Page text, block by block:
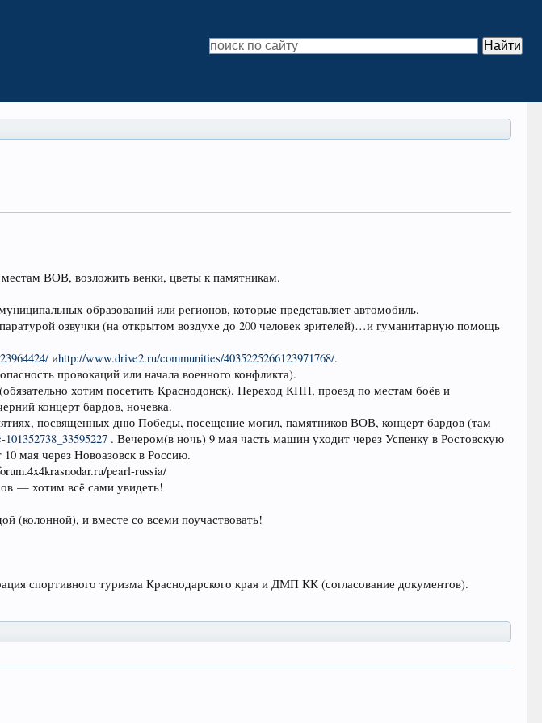
ВОВ, возложить венки, цветы к памятникам.
образований или регионов, которые представляет автомобиль.
озвучки (на открытом воздухе до 200 человек зрителей)…и гуманитарную помощь
иhttp://www.drive2.ru/communities/4035225266123971768/.
провокаций или начала военного конфликта).
хотим посетить Краснодонск). Переход КПП, проезд по местам боёв и
концерт бардов, ночевка.
посвященных дню Победы, посещение могил, памятников ВОВ, концерт бардов (там
. Вечером(в ночь) 9 мая часть машин уходит через Успенку в Ростовскую
мая через Новоазовск в Россию.
pearl-russia/
— хотим всё сами увидеть!
(колонной), и вместе со всеми поучаствовать!
спортивного туризма Краснодарского края и ДМП КК (согласование документов).